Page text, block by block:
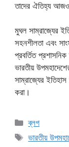
তাদের ঐতিহ্য
মুঘল সাম্রাজ্যের
সহনশীলতা এবং
প্রবর্তিত
ভারতীয়
সাম্রাজ্যের
করা।
Categories
ব্লগ
Tags
ভারতীয়